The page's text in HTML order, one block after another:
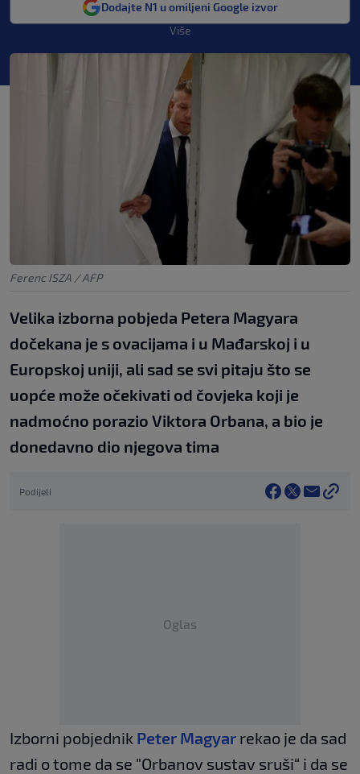
Dodajte N1 u omiljeni Google izvor
Više
Ferenc ISZA / AFP
Velika izborna pobjeda Petera Magyara
dočekana je s ovacijama i u Mađarskoj i u
Europskoj uniji, ali sad se svi pitaju što se
uopće može očekivati od čovjeka koji je
nadmoćno porazio Viktora Orbana, a bio je
donedavno dio njegova tima
Podijeli
Oglas
Izborni pobjednik Peter Magyar rekao je da sad
radi o tome da se "Orbanov sustav sruši“ i da se